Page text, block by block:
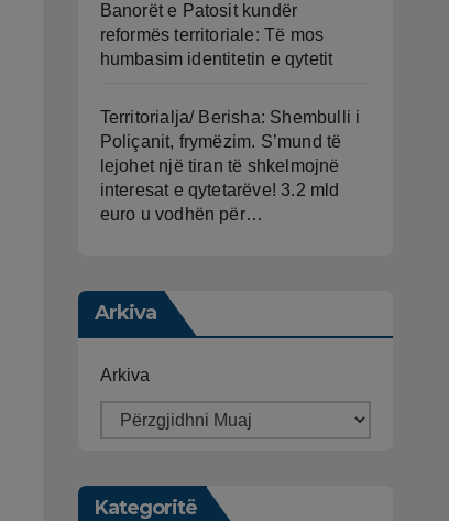
Banorët e Patosit kundër
reformës territoriale: Të mos
humbasim identitetin e qytetit
Territorialja/ Berisha: Shembulli i
Poliçanit, frymëzim. S’mund të
lejohet një tiran të shkelmojnë
interesat e qytetarëve! 3.2 mld
euro u vodhën për…
Arkiva
Arkiva
Kategoritë